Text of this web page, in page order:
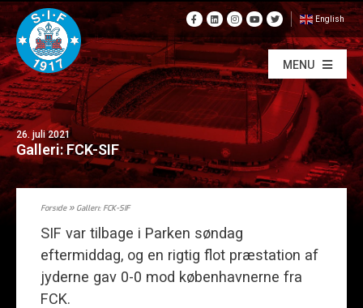
English
MENU
26. juli 2021
Galleri: FCK-SIF
Forside» Galleri: FCK-SIF
SIF var tilbage i Parken søndag
eftermiddag, og en rigtig flot præstation af
jyderne gav 0-0 mod københavnerne fra
FCK.